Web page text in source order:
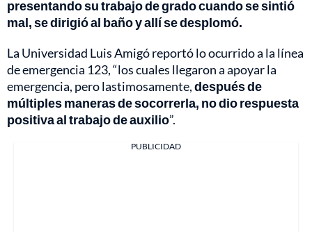
presentando su trabajo de grado cuando se sintió
mal, se dirigió al baño y allí se desplomó.
La Universidad Luis Amigó reportó lo ocurrido a la línea
de emergencia 123, “los cuales llegaron a apoyar la
emergencia, pero lastimosamente,después de
múltiples maneras de socorrerla, no dio respuesta
positiva al trabajo de auxilio”.
PUBLICIDAD